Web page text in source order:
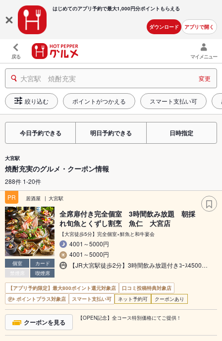
はじめてのアプリ予約で最大1,000円分ポイントもらえる
ダウンロード アプリで開く
戻る マイメニュー
大宮駅 焼酎充実 変更
絞り込む ポイントがつかえる スマート支払い可
今日予約できる 明日予約できる 日時指定
大宮駅
焼酎充実のグルメ・クーポン情報
288件 1-20件
PR
居酒屋 大宮駅
個室
カード
禁煙席
喫煙席
全席扉付き完全個室 3時間飲み放題 朝採
れ旬魚とくずし割烹 魚仁 大宮店
【大宮徒歩5分】完全個室×鮮魚と和牛宴会
4001～5000円
4001～5000円
【JR大宮駅徒歩2分】3時間飲み放題付きｺｰｽ4500…
【アプリ予約限定】最大800ポイント還元対象店
口コミ投稿特典対象店
ポイントプラス対象店
スマート支払い可 ネット予約可 クーポンあり
クーポンを見る 【OPEN記念】全コース特別価格にてご提供！